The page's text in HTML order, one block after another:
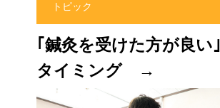
トピック
｢鍼灸を受けた方が良い｣
タイミング →